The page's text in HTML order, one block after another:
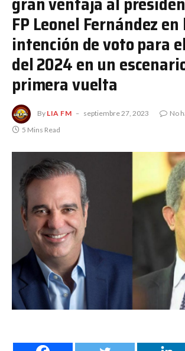
FP Leonel Fernández en
intención de voto para
del 2024 en un
primera vuelta
By LIA FM septiembre 27, 2023
No
5 Mins Read